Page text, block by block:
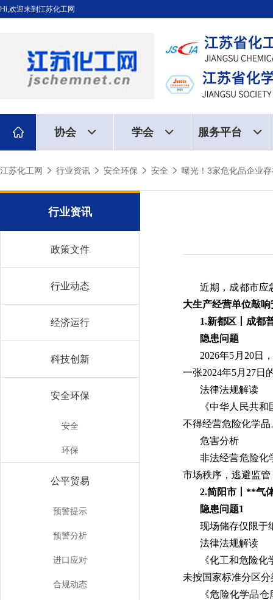
Hi,欢迎来到江苏化工网
协会 学会 服务平台
江苏化工网 行业资讯 安全环保 安全 曝光！3家危化品企业
行业资讯
政策文件
行业动态
经济运行
科技创新
安全环保
安全
环保
公平贸易
预警提示
预警分析
进口应对
合规动态
近期，成都市应
大生产经营单位敲
1.新都区丨成都
隐患问题
2026年5月20日
一张2024年5月27日
法律法规解读
《中华人民共
不得经营危险化学
危害分析
非法经营危险化
市场秩序，逃避监
2.简阳市丨**气
隐患问题1
现场储存仅限于
法律法规解读
《化工和危险
未按国家标准分区
《危险化学品